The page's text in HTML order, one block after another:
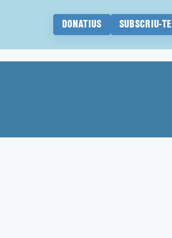
DONATIUS SUBSCRIU-TE